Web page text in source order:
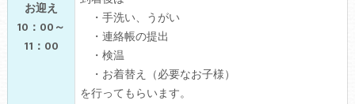
お迎え
10：00～
11：00
・手洗い、うがい
・連絡帳の提出
・検温
・お着替え（必要なお子様）
を行ってもらいます。